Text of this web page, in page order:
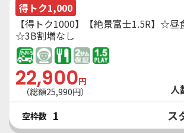
得トク1,000
【得トク1000】【絶景富士1.5R】☆昼
☆3B割増なし
22,900円
（総額25,990円） 人
空枠数 1 ス